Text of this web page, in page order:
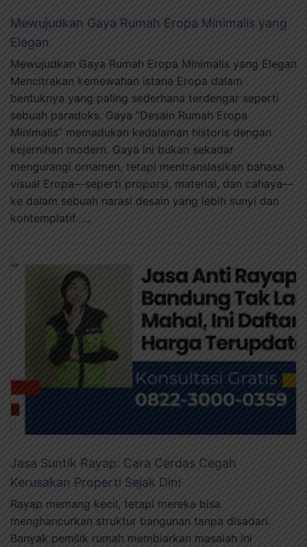
Mewujudkan Gaya Rumah Eropa Minimalis yang
Elegan
Mewujudkan Gaya Rumah Eropa Minimalis yang Elegan
Mencitrakan kemewahan istana Eropa dalam
bentuknya yang paling sederhana terdengar seperti
sebuah paradoks. Gaya “Desain Rumah Eropa
Minimalis” memadukan kedalaman historis dengan
kejernihan modern. Gaya ini bukan sekadar
mengurangi ornamen, tetapi mentranslasikan bahasa
visual Eropa—seperti proporsi, material, dan cahaya—
ke dalam sebuah narasi desain yang lebih sunyi dan
kontemplatif. …
Jasa Suntik Rayap: Cara Cerdas Cegah
Kerusakan Properti Sejak Dini
Rayap memang kecil, tetapi mereka bisa
menghancurkan struktur bangunan tanpa disadari.
Banyak pemilik rumah membiarkan masalah ini